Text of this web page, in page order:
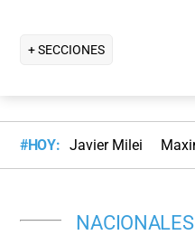
+ SECCIONES
#HOY: Javier Milei
NACIONALES